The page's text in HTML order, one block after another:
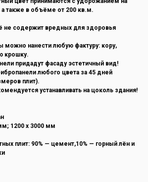
также в объёме от 200 кв.м.
не содержит вредных для здоровья
можно нанести любую фактуру: кору,
крошку.
придадут фасаду эстетичный вид!
любого цвета за 45 дней
плит).
устанавливать на цоколь здания!
1200 х 3000 мм
плит: 90% — цемент,10% — горный лён и